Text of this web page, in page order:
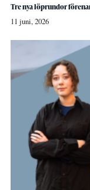
Tre nya löprundor
11 juni, 2026